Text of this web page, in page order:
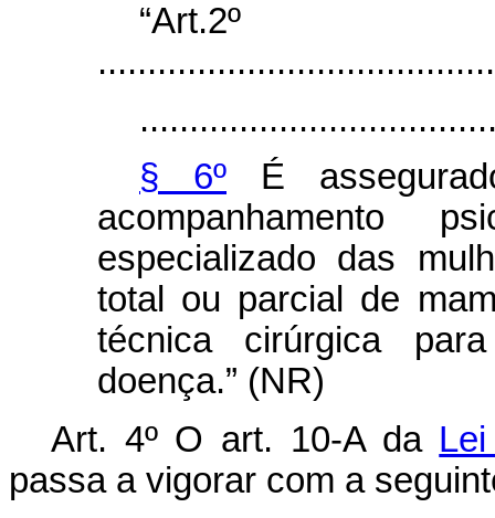
“Art.2º
§ 6º É
acompanhamento
especializado das
total ou parcial de
técnica cirúrgica
doença.” (NR)
Art. 4º O art. 10-A da
passa a vigorar com a